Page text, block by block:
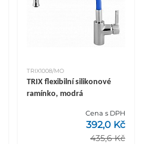
TRIX1008/MO
TRIX flexibilní silikonové
ramínko, modrá
Cena s DPH
435,6 Kč
392,0 Kč